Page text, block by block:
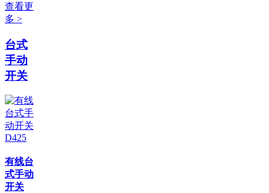
查看更
多 >
台式
手动
开关
有线台
式手动
开关